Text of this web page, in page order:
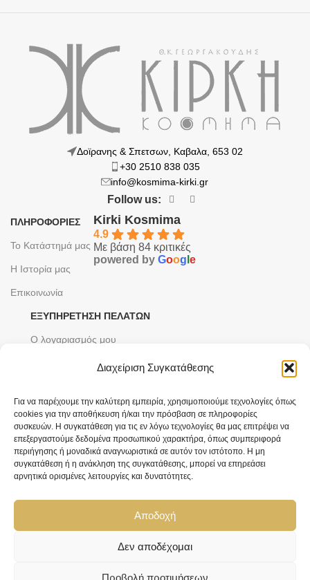
Διαχείριση Συγκατάθεσης
Για να παρέχουμε την καλύτερη εμπειρία, χρησιμοποιούμε τεχνολογίες όπως
cookies για την αποθήκευση ή/και την πρόσβαση σε πληροφορίες
συσκευών. Η συγκατάθεση για τις εν λόγω τεχνολογίες θα μας επιτρέψει να
επεξεργαστούμε δεδομένα προσωπικού χαρακτήρα, όπως συμπεριφορά
περιήγησης ή μοναδικά αναγνωριστικά σε αυτόν τον ιστότοπο. Η μη
συγκατάθεση ή η ανάκληση της συγκατάθεσης, μπορεί να επηρεάσει
αρνητικά ορισμένες λειτουργίες και δυνατότητες.
Αποδοχή
Δεν αποδέχομαι
Προβολή προτιμήσεων
Δοϊρανης & Σπετσων, Καβαλα, 653 02
+30 2510 838 035
info@kosmima-kirki.gr
Follow us:
ΠΛΗΡΟΦΟΡΙΕΣ
Το Κατάστημά μας
Η Ιστορία μας
Επικοινωνία
Kirki Kosmima
4.9
Με βάση 84 κριτικές
powered by Goog e
ΕΞΥΠΗΡΈΤΗΣΗ ΠΕΛΑΤΏΝ
Ο λογαριασμός μου
Υπηρεσίες
ΝΟΜΙΚΆ ΘΈΜΑΤΑ
Όροι και προϋποθέσεις
Πολιτική Απορρήτου
ΚΑΤΗΓΟΡΙΕΣ
Γυναικεία Κοσμήματα